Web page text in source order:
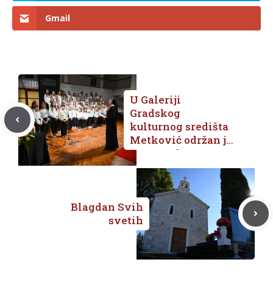
Gmail
U Galeriji
Gradskog
kulturnog središta
Metković održan je
Spomendan na
poginule hrvatske
branitelje
Domovinskog rata
s područja Grada
Metkovića
Blagdan Svih
svetih